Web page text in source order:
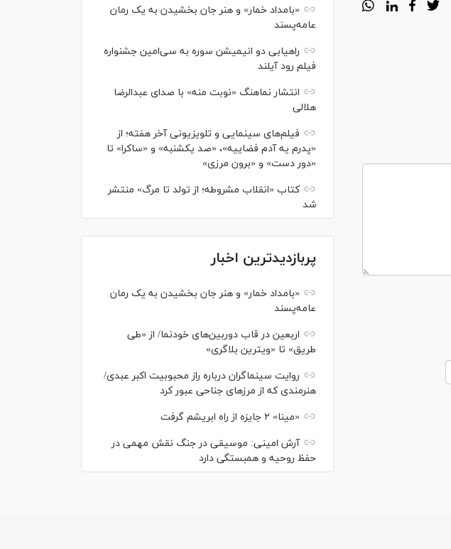
«بامداد خمار» و هنر جان بخشیدن به یک رمان
عامه‌پسند
راهیابی دو انیمیشن سوره به سی‌امین جشنواره
فیلم رود آیلند
انتشار نماهنگ «نوبت منه» با صدای عبدالرضا
هلالی
فیلم‌های سینمایی و تلویزیونی آخر هفته؛ از
«پدرم یه آدم فضاییه»، «صد یکشنبه» و «ساکرا» تا
«دور دست» و «برون مرزی»
کتاب «انقلاب مشروطه؛ از تولد تا مرگ» منتشر
شد
پربازدیدترین اخبار
«بامداد خمار» و هنر جان بخشیدن به یک رمان
عامه‌پسند
اربعین در قاب دوربین‌های خودنما/ از «طی
طریق» تا «ویترین بلاگری»
روایت سینماگران درباره راز محبوبیت اکبر عبدی/
هنرمندی که از مرزهای جناحی عبور کرد
«مینا» ۲ جایزه از راه ابریشم گرفت
آرش امینی: موسیقی در جنگ نقش مهمی در
حفظ روحیه و همبستگی دارد